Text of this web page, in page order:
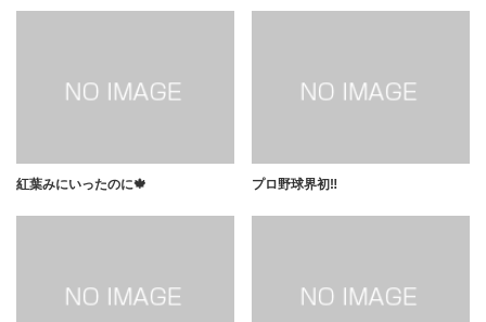
紅葉みにいったのに🍁 プロ野球界初‼️